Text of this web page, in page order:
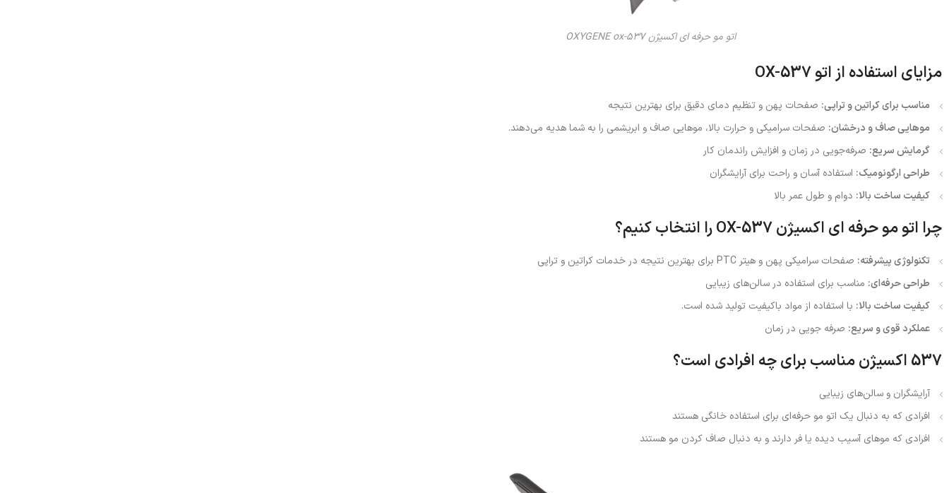
اتو مو حرفه ای اکسیژن OXYGENE ox-537
مزایای استفاده از اتو OX-537
مناسب برای کراتین و تراپی: صفحات پهن و تنظیم دمای دقیق برای بهترین نتیجه
موهایی صاف و درخشان: صفحات سرامیکی و حرارت بالا، موهایی صاف و ابریشمی را به شما هدیه می‌دهند.
گرمایش سریع: صرفه‌جویی در زمان و افزایش راندمان کار
طراحی ارگونومیک: استفاده آسان و راحت برای آرایشگران
کیفیت ساخت بالا: دوام و طول عمر بالا
چرا اتو مو حرفه ای اکسیژن OX-537 را انتخاب کنیم؟
تکنولوژی پیشرفته: صفحات سرامیکی پهن و هیتر PTC برای بهترین نتیجه در خدمات کراتین و تراپی
طراحی حرفه‌ای: مناسب برای استفاده در سالن‌های زیبایی
کیفیت ساخت بالا: با استفاده از مواد باکیفیت تولید شده است.
عملکرد قوی و سریع: صرفه جویی در زمان
537 اکسیژن مناسب برای چه افرادی است؟
آرایشگران و سالن‌های زیبایی
افرادی که به دنبال یک اتو مو حرفه‌ای برای استفاده خانگی هستند
افرادی که موهای آسیب دیده یا فر دارند و به دنبال صاف کردن مو هستند